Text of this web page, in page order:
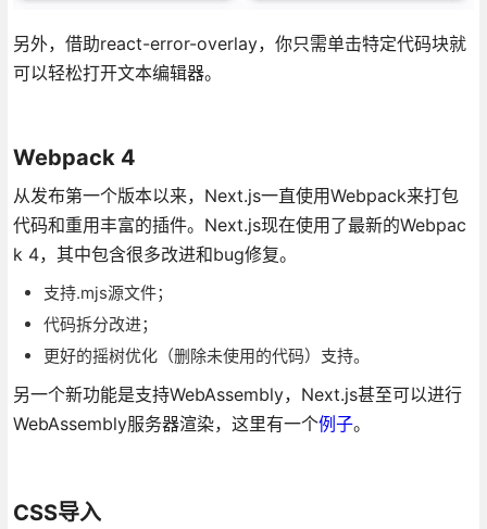
另外，借助react-error-overlay，你只需单击特定代码块就
可以轻松打开文本编辑器。
Webpack 4
从发布第一个版本以来，Next.js一直使用Webpack来打包
代码和重用丰富的插件。Next.js现在使用了最新的Webpac
k 4，其中包含很多改进和bug修复。
支持.mjs源文件；
代码拆分改进；
更好的摇树优化（删除未使用的代码）支持。
另一个新功能是支持WebAssembly，Next.js甚至可以进行
WebAssembly服务器渲染，这里有一个例子。
CSS导入